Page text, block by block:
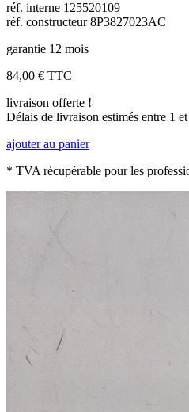
réf. interne 125520109
réf. constructeur 8P3827023AC
garantie 12 mois
84,00 € TTC
livraison offerte !
Délais de livraison estimés entre 1
ajouter au panier
* TVA récupérable pour les